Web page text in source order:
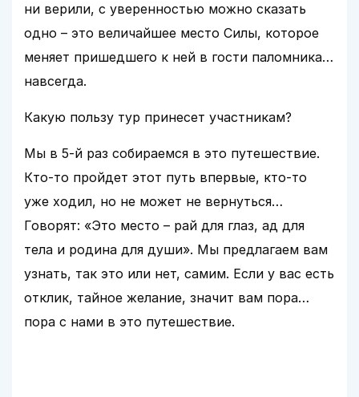
ни верили, с уверенностью можно сказать
одно – это величайшее место Силы, которое
меняет пришедшего к ней в гости паломника…
навсегда.
Какую пользу тур принесет участникам?
Мы в 5-й раз собираемся в это путешествие.
Кто-то пройдет этот путь впервые, кто-то
уже ходил, но не может не вернуться…
Говорят: «Это место – рай для глаз, ад для
тела и родина для души». Мы предлагаем вам
узнать, так это или нет, самим. Если у вас есть
отклик, тайное желание, значит вам пора…
пора с нами в это путешествие.